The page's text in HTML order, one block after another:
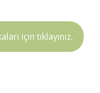
için tıklayınız.